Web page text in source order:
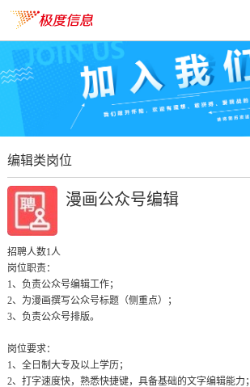
编辑类岗位
漫画公众号编辑
招聘人数1人
岗位职责：
1、负责公众号编辑工作；
2、为漫画撰写公众号标题（侧重点）；
3、负责公众号排版。
岗位要求：
1、全日制大专及以上学历；
2、打字速度快，熟悉快捷键，具备基础的文字编辑能力；